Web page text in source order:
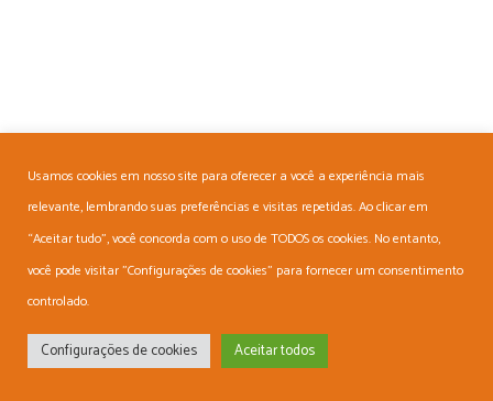
Usamos cookies em nosso site para oferecer a você a experiência mais
relevante, lembrando suas preferências e visitas repetidas. Ao clicar em
“Aceitar tudo”, você concorda com o uso de TODOS os cookies. No entanto,
você pode visitar "Configurações de cookies" para fornecer um consentimento
controlado.
Configurações de cookies Aceitar todos